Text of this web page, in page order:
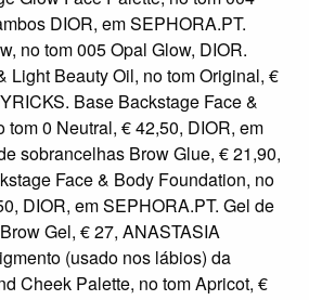
DIOR, em SEPHORA.PT.
no tom 005 Opal Glow, DIOR.
Light Beauty Oil, no tom Original, €
Base Backstage Face &
tom 0 Neutral, € 42,50, DIOR, em
sobrancelhas Brow Glue, € 21,90,
Face & Body Foundation, no
DIOR, em SEPHORA.PT. Gel de
Gel, € 27, ANASTASIA
(usado nos lábios) da
Cheek Palette, no tom Apricot, €